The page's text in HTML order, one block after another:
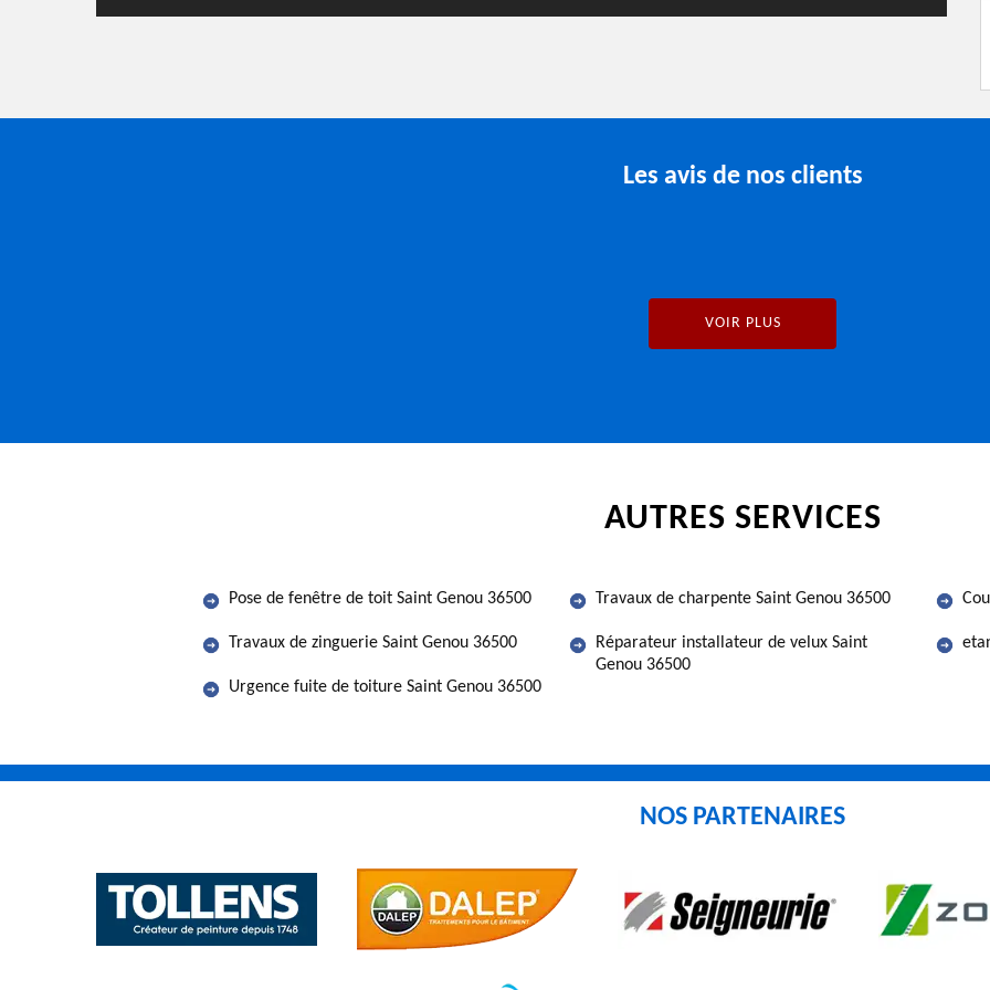
Les avis de nos clients
VOIR PLUS
AUTRES SERVICES
Pose de fenêtre de toit Saint Genou 36500
Travaux de zinguerie Saint Genou 36500
Urgence fuite de toiture Saint Genou 36500
Travaux de charpente Saint Genou 36500
Réparateur installateur de velux Saint
Genou 36500
NOS PARTENAIRES